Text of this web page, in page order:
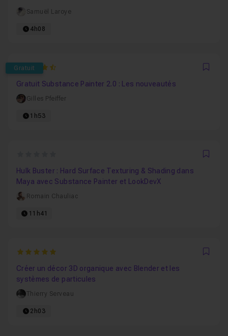
Samuël Laroye
4h08
Gratuit
4.8666666666667
Gratuit Substance Painter 2.0 : Les nouveautés
Gilles Pfeiffer
1h53
Hulk Buster : Hard Surface Texturing & Shading dans
Maya avec Substance Painter et LookDevX
Romain Chauliac
11h41
5
Créer un décor 3D organique avec Blender et les
systèmes de particules
Thierry Serveau
2h03